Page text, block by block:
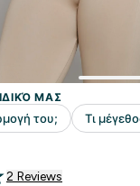
2 customer reviews
2 Reviews